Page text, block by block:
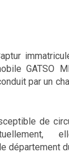
GATSO
par un
de
département